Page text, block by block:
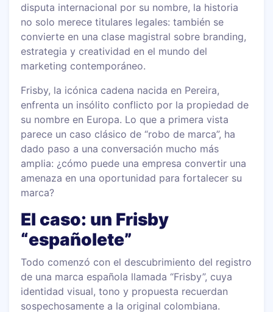
disputa internacional por su nombre, la historia
no solo merece titulares legales: también se
convierte en una clase magistral sobre branding,
estrategia y creatividad en el mundo del
marketing contemporáneo.
Frisby, la icónica cadena nacida en Pereira,
enfrenta un insólito conflicto por la propiedad de
su nombre en Europa. Lo que a primera vista
parece un caso clásico de “robo de marca”, ha
dado paso a una conversación mucho más
amplia: ¿cómo puede una empresa convertir una
amenaza en una oportunidad para fortalecer su
marca?
El caso: un Frisby
“españolete”
Todo comenzó con el descubrimiento del registro
de una marca española llamada “Frisby”, cuya
identidad visual, tono y propuesta recuerdan
sospechosamente a la original colombiana.